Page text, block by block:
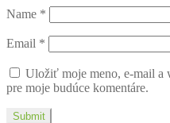
Name *
Email *
Uložiť moje meno, e-mail a
pre moje budúce komentáre.